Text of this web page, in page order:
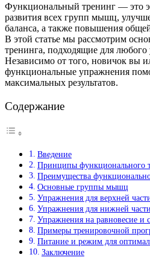
Функциональный тренинг — это
развития всех групп мышц,
баланса, а также повышения
В этой статье мы рассмотрим
тренинга, подходящие для любого
Независимо от того, новичок вы
функциональные упражнения
максимальных результатов.
Содержание
Введение
Принципы функционального
Преимущества
Основные группы мышц
Упражнения для верхней
Упражнения для нижней
Упражнения на равновесие и
Примеры тренировочной
Питание и режим для
Заключение